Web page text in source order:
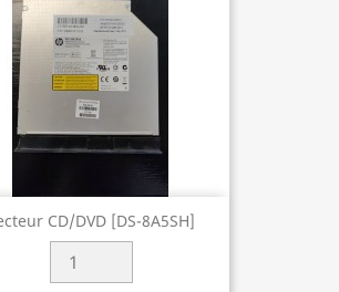
CD/DVD [DS-8A5SH]